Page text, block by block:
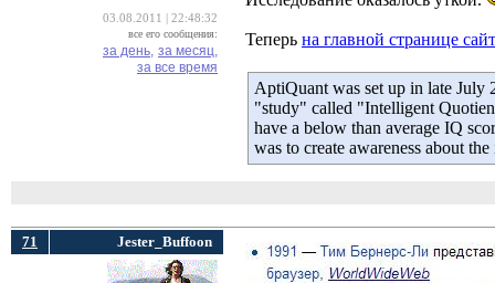
03.08.2011 | 22:48:32
все его сообщения:
за день, за месяц,
за все время
Теперь на главной странице
AptiQuant was set up in late July
"study" called "Intelligent
have a below than average IQ
was to create awareness about
71 Jester_Buffoon